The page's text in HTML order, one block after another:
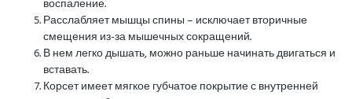
воспаление.
Расслабляет мышцы спины – исключает вторичные
смещения из-за мышечных сокращений.
В нем легко дышать, можно раньше начинать двигаться и
вставать.
Корсет имеет мягкое губчатое покрытие с внутренней